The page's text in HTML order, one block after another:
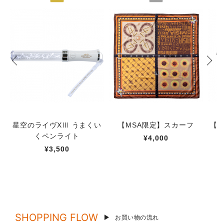
星空のライヴXⅢ うまくい
くペンライト
¥3,500
【MSA限定】スカーフ
¥4,000
【
SHOPPING FLOW お買い物の流れ